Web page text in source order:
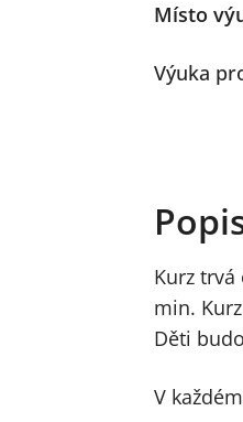
Místo
Výuka
Kurz
min.
Děti
V